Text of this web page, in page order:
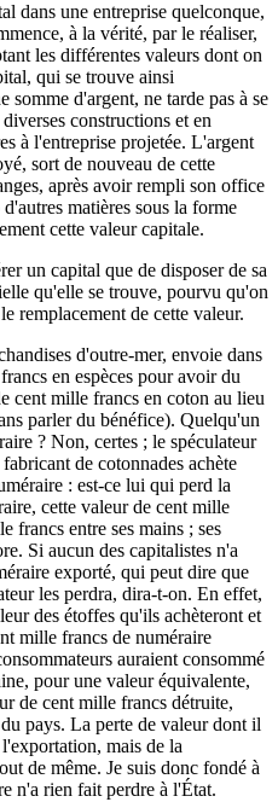
dans une entreprise quelconque,
à la vérité, par le réaliser,
les différentes valeurs dont on
qui se trouve ainsi
somme d'argent, ne tarde pas à se
constructions et en
à l'entreprise projetée. L'argent
sort de nouveau de cette
après avoir rempli son office
matières sous la forme
cette valeur capitale.
un capital que de disposer de sa
qu'elle se trouve, pourvu qu'on
remplacement de cette valeur.
d'outre-mer, envoie dans
en espèces pour avoir du
cent mille francs en coton au lieu
parler du bénéfice). Quelqu'un
? Non, certes ; le spéculateur
de cotonnades achète
: est-ce lui qui perd la
cette valeur de cent mille
francs entre ses mains ; ses
Si aucun des capitalistes n'a
exporté, qui peut dire que
les perdra, dira-t-on. En effet,
des étoffes qu'ils achèteront et
mille francs de numéraire
auraient consommé
pour une valeur équivalente,
de cent mille francs détruite,
pays. La perte de valeur dont il
mais de la
de même. Je suis donc fondé à
n'a rien fait perdre à l'État.